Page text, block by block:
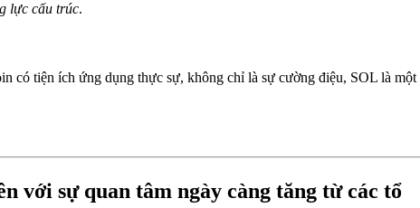
lực cấu trúc.
có tiện ích ứng dụng thực sự, không chỉ là sự cường điệu, SOL là một
với sự quan tâm ngày càng tăng từ các tổ